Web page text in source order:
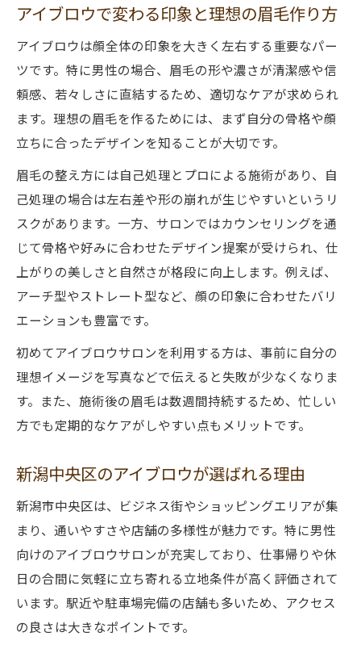
アイブロウサロン選びで失敗しないコツ解
説
メンズに人気のアイブロウ施術特徴とは
新潟で理想のアイブロウを手に入れる秘訣
アイブロウの仕上がりに差がつく選び方
口コミで探す新潟市アイブロウサロンの魅
力
アイブロウサロン新潟で第一印象アップ
第一印象を高めるアイブロウの整え方
サロンで叶える魅力的なアイブロウ効果
新潟のアイブロウで印象が変わる理由
仕事帰りに最適な中央区の眉ケア術
仕事帰りでも通えるアイブロウサロン活用
中央区で時短アイブロウケアを実現する
法
忙しいメンズ向けアイブロウの時短術
中央区で人気のアイブロウ夜間サービス
人気高まる新潟アイブロウメニュー比較
アイブロウの人気メニュー徹底比較解説
新潟で話題のメンズ向けアイブロウ施術
アイブロウサロンで選ぶべき定番メニュー
アイブロウで変わる印象と理想の眉毛作り方
アイブロウは顔全体の印象を大きく左右する重要なパー
ツです。特に男性の場合、眉毛の形や濃さが清潔感や信
頼感、若々しさに直結するため、適切なケアが求められ
ます。理想の眉毛を作るためには、まず自分の骨格や顔
立ちに合ったデザインを知ることが大切です。
眉毛の整え方には自己処理とプロによる施術があり、自
己処理の場合は左右差や形の崩れが生じやすいというリ
スクがあります。一方、サロンではカウンセリングを通
じて骨格や好みに合わせたデザイン提案が受けられ、仕
上がりの美しさと自然さが格段に向上します。例えば、
アーチ型やストレート型など、顔の印象に合わせたバリ
エーションも豊富です。
初めてアイブロウサロンを利用する方は、事前に自分の
理想イメージを写真などで伝えると失敗が少なくなりま
す。また、施術後の眉毛は数週間持続するため、忙しい
方でも定期的なケアがしやすい点もメリットです。
新潟中央区のアイブロウが選ばれる理由
新潟市中央区は、ビジネス街やショッピングエリアが集
まり、通いやすさや店舗の多様性が魅力です。特に男性
向けのアイブロウサロンが充実しており、仕事帰りや休
日の合間に気軽に立ち寄れる立地条件が高く評価されて
います。駅近や駐車場完備の店舗も多いため、アクセス
の良さは大きなポイントです。